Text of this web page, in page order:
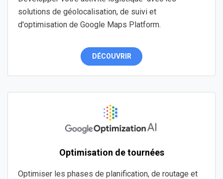
solutions de géolocalisation, de suivi et
d'optimisation de Google Maps Platform.
DÉCOUVRIR
Optimisation de tournées
Optimiser les phases de planification, de routage et